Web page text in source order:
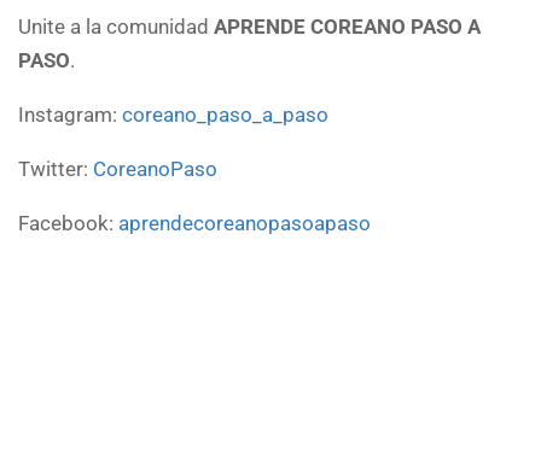
Unite a la comunidad APRENDE COREANO PASO A
PASO.
Instagram: coreano_paso_a_paso
Twitter: CoreanoPaso
Facebook: aprendecoreanopasoapaso